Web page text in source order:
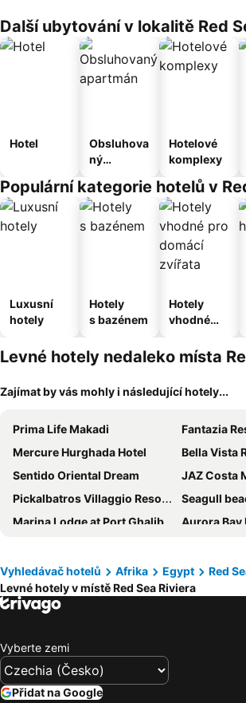
Další ubytování v lokalitě Red
Hotel
Obsluhova
ný
Hotelové
komplexy
Populární kategorie hotelů v
Luxusní
hotely
Hotely
s bazénem
Hotely
vhodné
domácí
zvířata
Levné hotely nedaleko místa
Zajímat by vás mohly i následující hotely...
Prima Life Makadi
Fantazia
Mercure Hurghada Hotel
Bella Vista
Sentido Oriental Dream
JAZ Costa
Pickalbatros Villaggio Resort - Portofino Marsa Alam
Seagull
Marina Lodge at Port Ghalib
Aurora Bay
JAZ Solaya
JAZ Elite
Sentido Reef Oasis Suakin Resort
Siva
Cleopatra Luxury Resort Makadi Bay
Swiss
Novotel Marsa Alam Beach Resort
MG Alexander The Great Hotel
Vyhledávač hotelů Afrika Egypt
Red
Levné hotely v místě Red Sea Riviera
Vyberte zemi
Přidat na Google